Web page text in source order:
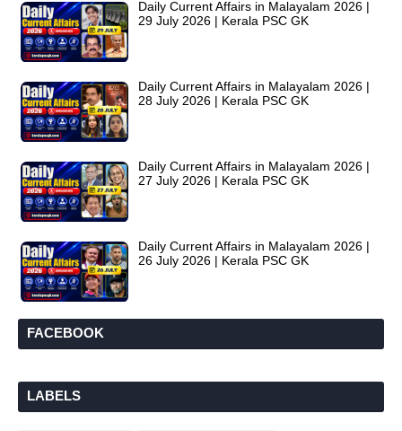
Daily Current Affairs in Malayalam 2026 |
29 July 2026 | Kerala PSC GK
Daily Current Affairs in Malayalam 2026 |
28 July 2026 | Kerala PSC GK
Daily Current Affairs in Malayalam 2026 |
27 July 2026 | Kerala PSC GK
Daily Current Affairs in Malayalam 2026 |
26 July 2026 | Kerala PSC GK
FACEBOOK
LABELS